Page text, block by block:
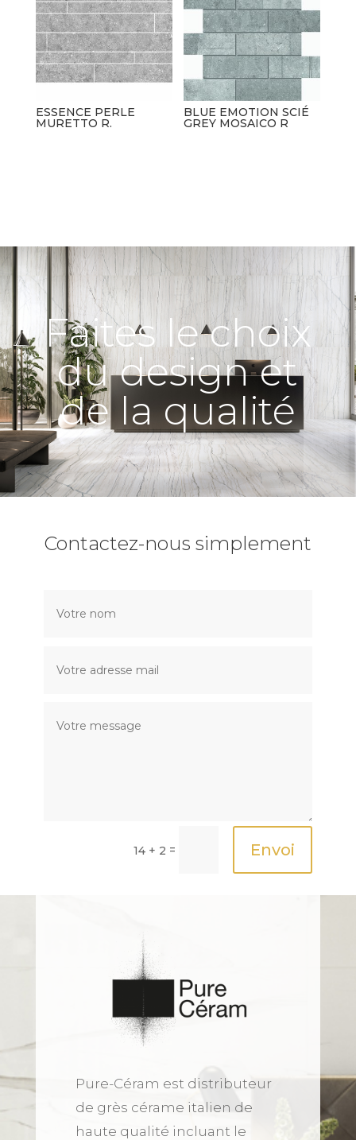
ESSENCE PERLE
MURETTO R.
BLUE EMOTION SCIÉ
GREY MOSAICO R
Faites le choix
du design et
de la qualité
Contactez-nous simplement
14 + 2 = Envoi
Pure-Céram est distributeur
de grès cérame italien de
haute qualité incluant le